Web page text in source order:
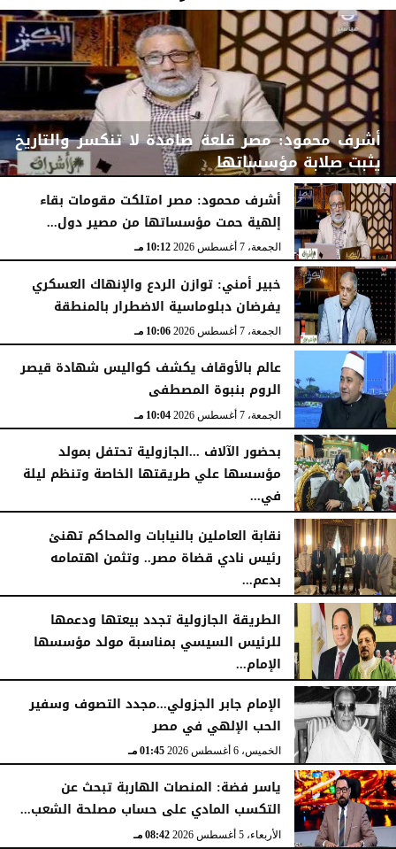
أشرف محمود: مصر قلعة صامدة لا تنكسر والتاريخ
يثبت صلابة مؤسساتها
الجمعة، 7 أغسطس 2026 10:15 مـ
أشرف محمود: مصر امتلكت مقومات بقاء
إلهية حمت مؤسساتها من مصير دول...
الجمعة، 7 أغسطس 2026 10:12 مـ
خبير أمني: توازن الردع والإنهاك العسكري
يفرضان دبلوماسية الاضطرار بالمنطقة
الجمعة، 7 أغسطس 2026 10:06 مـ
عالم بالأوقاف يكشف كواليس شهادة قيصر
الروم بنبوة المصطفى
الجمعة، 7 أغسطس 2026 10:04 مـ
بحضور الآلاف ...الجازولية تحتفل بمولد
مؤسسها علي طريقتها الخاصة وتنظم ليلة
في...
الجمعة، 7 أغسطس 2026
نقابة العاملين بالنيابات والمحاكم تهنئ
رئيس نادي قضاة مصر.. وتثمن اهتمامه
بدعم...
الخميس، 6 أغسطس 2026
الطريقة الجازولية تجدد بيعتها ودعمها
للرئيس السيسي بمناسبة مولد مؤسسها
الإمام...
الخميس، 6 أغسطس 2026
الإمام جابر الجزولي...مجدد التصوف وسفير
الحب الإلهي في مصر
الخميس، 6 أغسطس 2026 01:45 مـ
ياسر فضة: المنصات الهاربة تبحث عن
التكسب المادي على حساب مصلحة الشعب...
الأربعاء، 5 أغسطس 2026 08:42 مـ